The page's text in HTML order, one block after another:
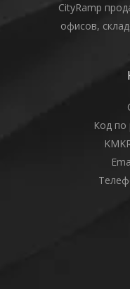
CityRamp
офисов,
Код по